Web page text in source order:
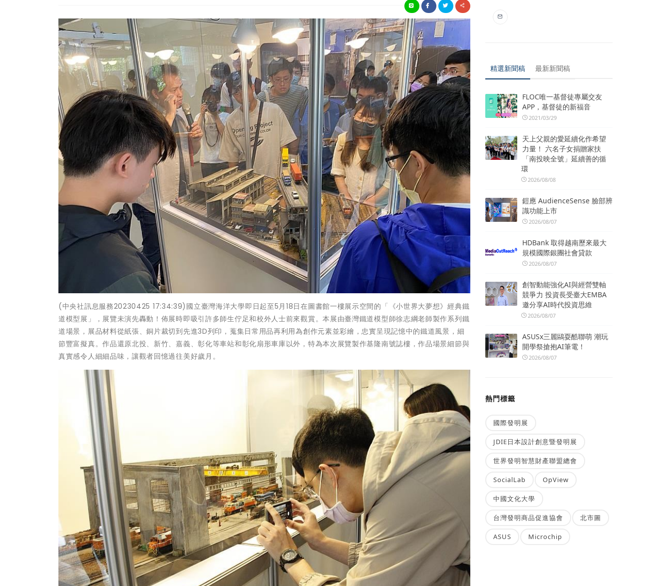
(中央社訊息服務20230425 17:34:39)國立臺灣海洋大學即日起至5月18日在圖書館一樓展示空間的「《小世界大夢想》經典鐵
道模型展」，展覽未演先轟動！佈展時即吸引許多師生佇足和校外人士前來觀賞。本展由臺灣鐵道模型師徐志綱老師製作系列鐵
道場景，展品材料從紙張、銅片裁切到先進3D列印，蒐集日常用品再利用為創作元素並彩繪，忠實呈現記憶中的鐵道風景，細
節豐富擬真。作品還原北投、新竹、嘉義、彰化等車站和彰化扇形車庫以外，特為本次展覽製作基隆南號誌樓，作品場景細節與
真實感令人細細品味，讓觀者回憶過往美好歲月。
精選新聞稿 最新新聞稿
FLOC唯一基督徒專屬交友
APP，基督徒的新福音
2021/03/29
天上父親的愛延續化作希望
力量！ 六名子女捐贈家扶
「南投映全號」延續善的循
環
2026/08/08
鎧應 AudienceSense 臉部辨
識功能上市
2026/08/07
HDBank 取得越南歷來最大
規模國際銀團社會貸款
2026/08/07
創智動能強化AI與經營雙軸
競爭力 投資長受臺大EMBA
邀分享AI時代投資思維
2026/08/07
ASUSx三麗鷗耍酷聯萌 潮玩
開學祭搶抱AI筆電！
2026/08/07
熱門標籤
國際發明展
JDIE日本設計創意暨發明展
世界發明智慧財產聯盟總會
SocialLab OpView
中國文化大學
台灣發明商品促進協會 北市圖
ASUS Microchip